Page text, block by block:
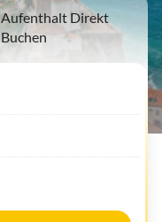
Aufenthalt Direkt
Buchen